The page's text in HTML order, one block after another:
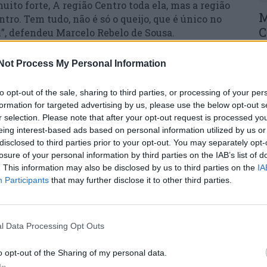
Process My Personal Information
opt-out of the sale, sharing to third parties, or processing of your
for targeted advertising by us, please use the below opt-out
selection. Please note that after your opt-out request is processed
interest-based ads based on personal information utilized by us
to third parties prior to your opt-out. You may separately
of your personal information by third parties on the IAB’s list of
This information may also be disclosed by us to third parties on the
Participants that may further disclose it to other third parties.
Data Processing Opt Outs
opt-out of the Sharing of my personal data.
forte, A região Centro toda ela, mas a região
Tem tudo, não é só o queijo, que é único no
Marcelo Rebelo de Sousa.
conseguir lançar a candidatura para
não tem? O mais importante é a gente. A
mas não se produz esta gente, vocês é que são
de pessoas.
a 44.ª Feira do Queijo Serra da Estrela,
da República considerou que o certame é
exemplo destacou “o aumento do número de
portugueses são sempre os melhores dos
muito especial para esta gente que parece